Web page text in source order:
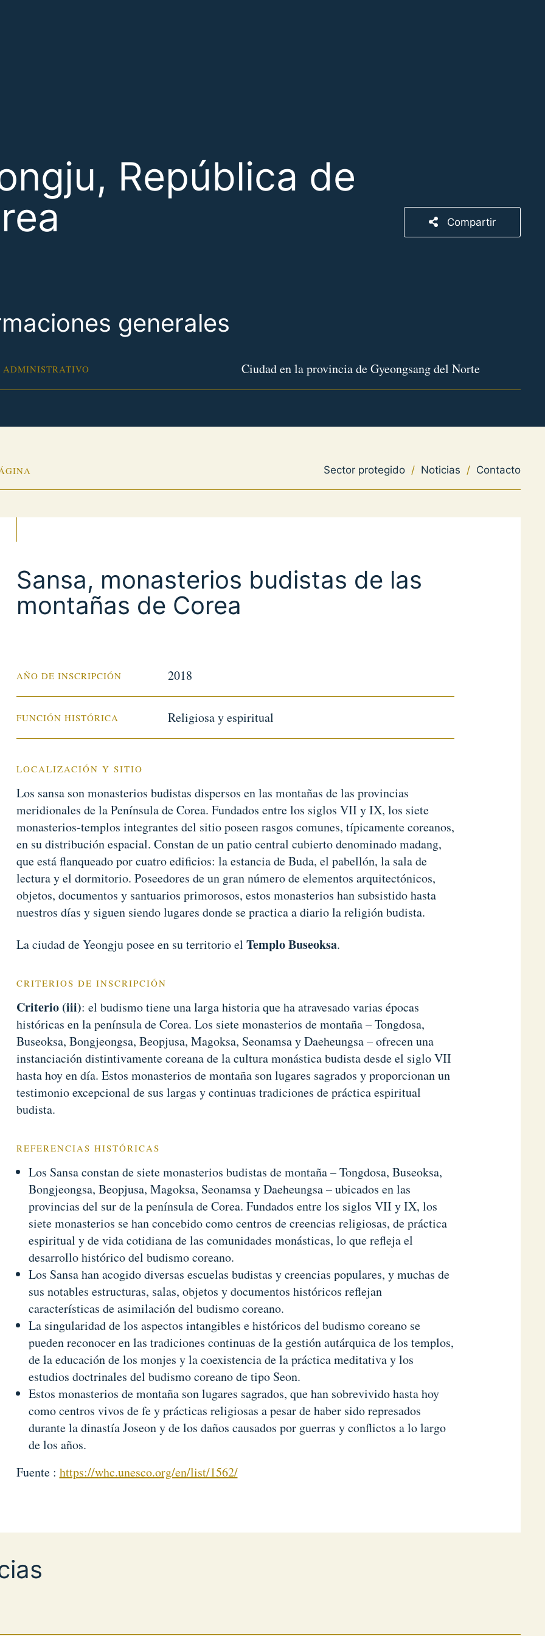
República de
Compartir
generales
ADMINISTRATIVO Ciudad en la provincia de Gyeongsang del Norte
Sector protegido / Noticias / Contacto
Sansa, monasterios budistas de las
montañas de Corea
AÑO DE INSCRIPCIÓN 2018
FUNCIÓN HISTÓRICA Religiosa y espiritual
LOCALIZACIÓN Y SITIO
Los sansa son monasterios budistas dispersos en las montañas de las provincias
meridionales de la Península de Corea. Fundados entre los siglos VII y IX, los siete
monasterios-templos integrantes del sitio poseen rasgos comunes, típicamente coreanos,
en su distribución espacial. Constan de un patio central cubierto denominado madang,
que está flanqueado por cuatro edificios: la estancia de Buda, el pabellón, la sala de
lectura y el dormitorio. Poseedores de un gran número de elementos arquitectónicos,
objetos, documentos y santuarios primorosos, estos monasterios han subsistido hasta
nuestros días y siguen siendo lugares donde se practica a diario la religión budista.
La ciudad de Yeongju posee en su territorio el Templo Buseoksa.
CRITERIOS DE INSCRIPCIÓN
Criterio (iii): el budismo tiene una larga historia que ha atravesado varias épocas
históricas en la península de Corea. Los siete monasterios de montaña – Tongdosa,
Buseoksa, Bongjeongsa, Beopjusa, Magoksa, Seonamsa y Daeheungsa – ofrecen una
instanciación distintivamente coreana de la cultura monástica budista desde el siglo VII
hasta hoy en día. Estos monasterios de montaña son lugares sagrados y proporcionan un
testimonio excepcional de sus largas y continuas tradiciones de práctica espiritual
budista.
REFERENCIAS HISTÓRICAS
Los Sansa constan de siete monasterios budistas de montaña – Tongdosa, Buseoksa,
Bongjeongsa, Beopjusa, Magoksa, Seonamsa y Daeheungsa – ubicados en las
provincias del sur de la península de Corea. Fundados entre los siglos VII y IX, los
siete monasterios se han concebido como centros de creencias religiosas, de práctica
espiritual y de vida cotidiana de las comunidades monásticas, lo que refleja el
desarrollo histórico del budismo coreano.
Los Sansa han acogido diversas escuelas budistas y creencias populares, y muchas de
sus notables estructuras, salas, objetos y documentos históricos reflejan
características de asimilación del budismo coreano.
La singularidad de los aspectos intangibles e históricos del budismo coreano se
pueden reconocer en las tradiciones continuas de la gestión autárquica de los templos,
de la educación de los monjes y la coexistencia de la práctica meditativa y los
estudios doctrinales del budismo coreano de tipo Seon.
Estos monasterios de montaña son lugares sagrados, que han sobrevivido hasta hoy
como centros vivos de fe y prácticas religiosas a pesar de haber sido represados
durante la dinastía Joseon y de los daños causados ​​por guerras y conflictos a lo largo
de los años.
Fuente : https://whc.unesco.org/en/list/1562/